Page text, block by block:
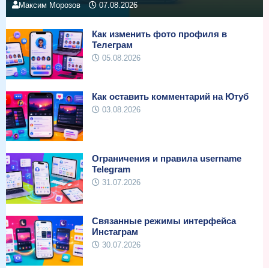
Максим Морозов 07.08.2026
Как изменить фото профиля в
Телеграм
05.08.2026
Как оставить комментарий на Ютуб
03.08.2026
Ограничения и правила username
Telegram
31.07.2026
Связанные режимы интерфейса
Инстаграм
30.07.2026